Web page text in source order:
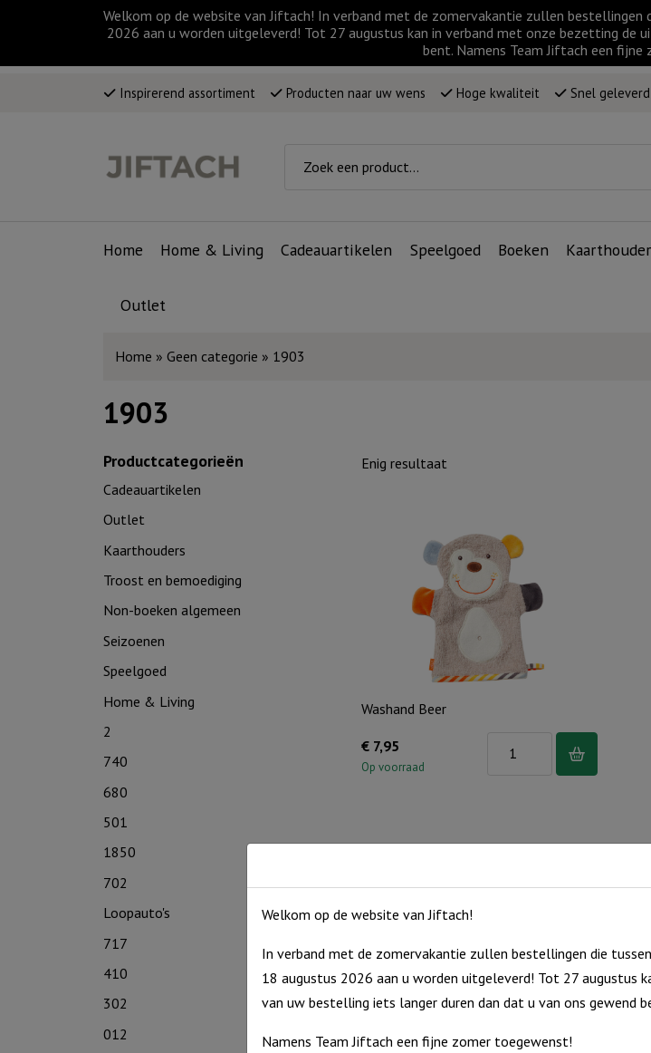
Welkom op de website van Jiftach! In verband met de zomervakantie zullen
2026 aan u worden uitgeleverd! Tot 27 augustus kan in verband met onze bezetting de
bent. Namens Team Jiftach een
Inspirerend assortiment Producten naar uw wens Hoge kwaliteit Snel geleverd
Home Home & Living Cadeauartikelen Speelgoed Boeken
Outlet
Home » Geen categorie » 1903
1903
Productcategorieën
Cadeauartikelen
Outlet
Kaarthouders
Troost en bemoediging
Non-boeken algemeen
Seizoenen
Speelgoed
Home & Living
2
740
680
501
1850
702
Loopauto's
717
410
302
012
Enig resultaat
Washand Beer
€ 7,95
Op voorraad
Welkom op de website van Jiftach!
In verband met de zomervakantie zullen bestellingen die
18 augustus 2026 aan u worden uitgeleverd! Tot 27 augustus
van uw bestelling iets langer duren dan dat u van ons gewend
Namens Team Jiftach een fijne zomer toegewenst!